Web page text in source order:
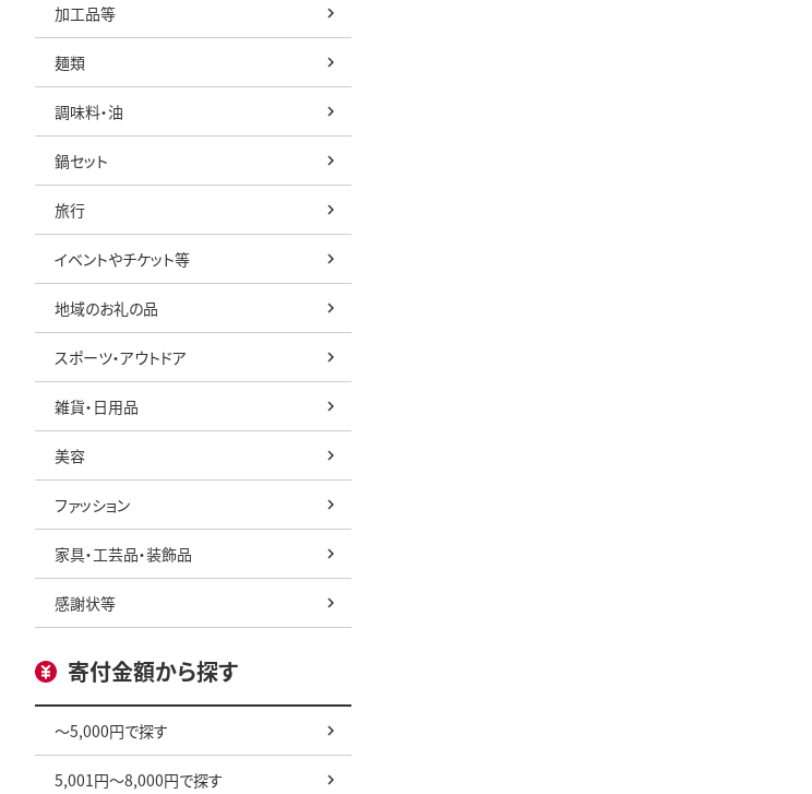
加工品等
麺類
調味料・油
鍋セット
旅行
イベントやチケット等
地域のお礼の品
スポーツ・アウトドア
雑貨・日用品
美容
ファッション
家具・工芸品・装飾品
感謝状等
寄付金額から探す
～5,000円で探す
5,001円～8,000円で探す